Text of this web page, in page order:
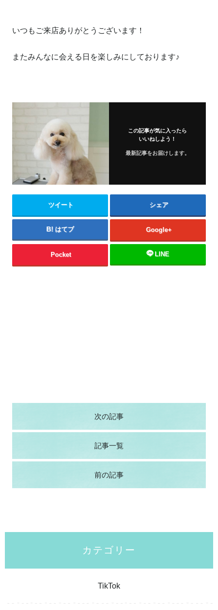
いつもご来店ありがとうございます！
またみんなに会える日を楽しみにしております♪
この記事が気に入ったら
いいねしよう！
最新記事をお届けします。
ツイート シェア
はてブ Google+
Pocket LINE
次の記事
記事一覧
前の記事
カテゴリー
TikTok